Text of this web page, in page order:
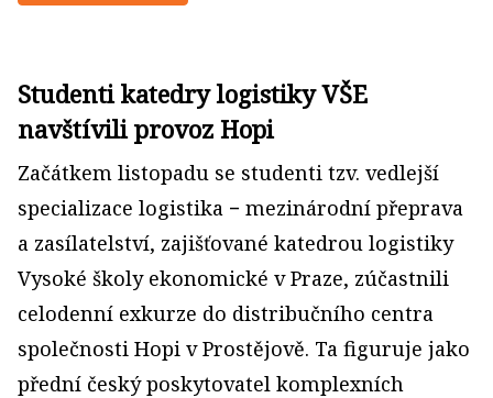
Studenti katedry logistiky VŠE
navštívili provoz Hopi
Začátkem listopadu se studenti tzv. vedlejší
specializace logistika − mezinárodní přeprava
a zasílatelství, zajišťované katedrou logistiky
Vysoké školy ekonomické v Praze, zúčastnili
celodenní exkurze do distribučního centra
společnosti Hopi v Prostějově. Ta figuruje jako
přední český poskytovatel komplexních